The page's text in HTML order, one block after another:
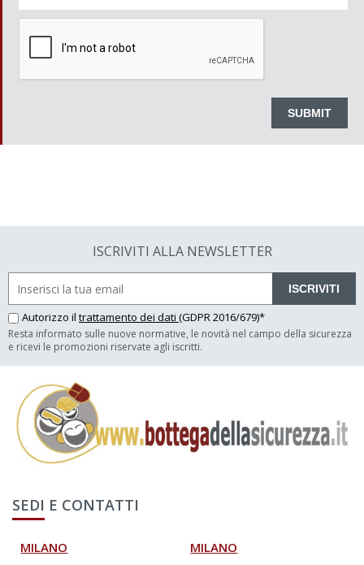
ISCRIVITI ALLA NEWSLETTER
ISCRIVITI
Autorizzo il trattamento dei dati (GDPR 2016/679)*
Resta informato sulle nuove normative, le novità nel campo della sicurezza
e ricevi le promozioni riservate agli iscritti.
SEDI E CONTATTI
MILANO MILANO